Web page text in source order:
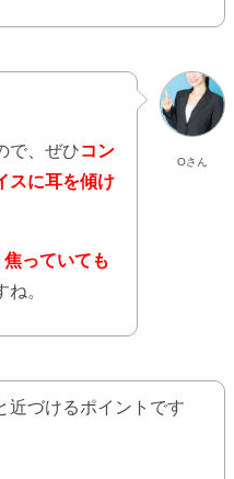
Oさん
で、ぜひコン
スに耳を傾け
焦っていても
ね。
近づけるポイントです